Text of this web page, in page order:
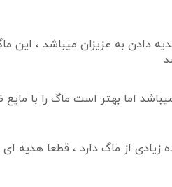
به عزیزان میباشد ، این
اما بهتر است ماگ را با
زیادی از ماگ دارد ، قطعا